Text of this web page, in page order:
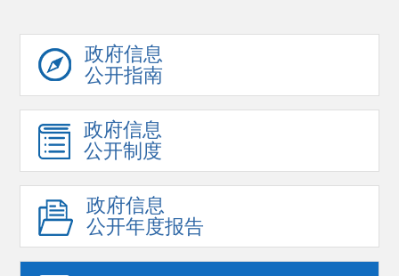
政府信息
公开指南
政府信息
公开制度
政府信息
公开年度报告